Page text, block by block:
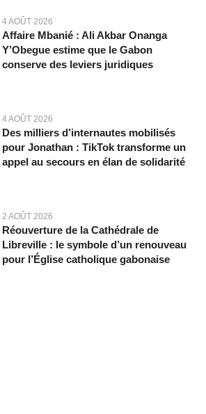
4 AOÛT 2026
Affaire Mbanié : Ali Akbar Onanga
Y’Obegue estime que le Gabon
conserve des leviers juridiques
4 AOÛT 2026
Des milliers d’internautes mobilisés
pour Jonathan : TikTok transforme un
appel au secours en élan de solidarité
2 AOÛT 2026
Réouverture de la Cathédrale de
Libreville : le symbole d’un renouveau
pour l’Église catholique gabonaise